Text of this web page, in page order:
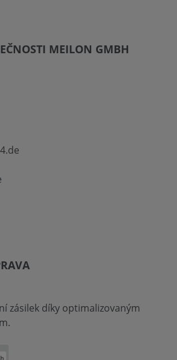
MEILON GMBH
zásilek díky optimalizovaným